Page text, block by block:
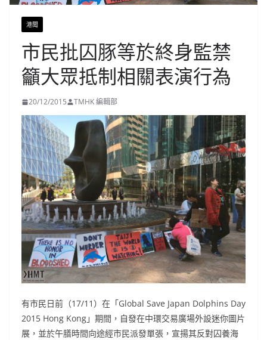
港聞
市民批囚豚等於終身監禁
籲大眾抵制相關表演行為
20/12/2015 TMHK 編輯部
有市民日前（17/11）在「Global Save Japan Dolphins Day
2015 Hong Kong」期間，自發在中環交易廣場外設迷你圖片
展，並於午膳時間向途經市民派發單張，宣揚其反對囚養海